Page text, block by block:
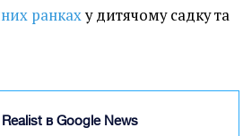
ранкаху дитячому садку та
в Google News